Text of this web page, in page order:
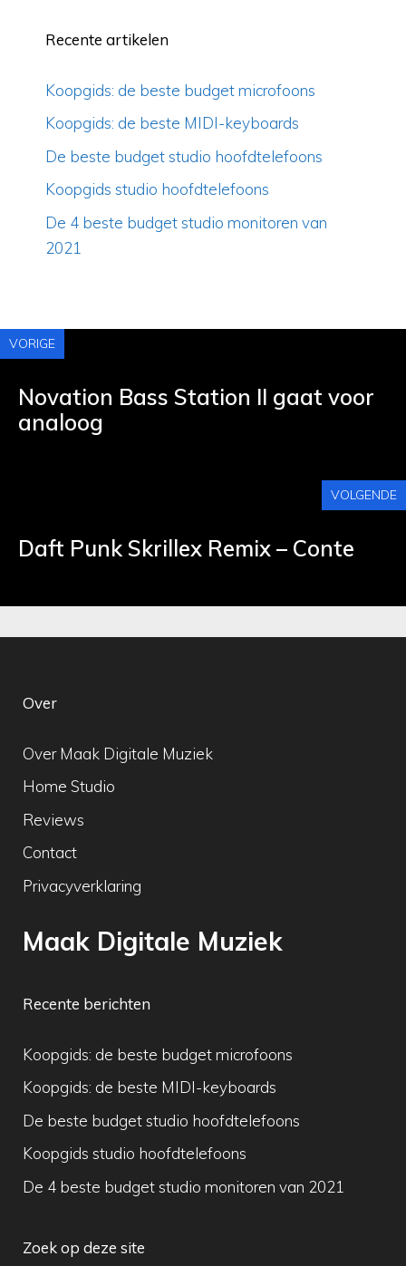
Recente artikelen
Koopgids: de beste budget microfoons
Koopgids: de beste MIDI-keyboards
De beste budget studio hoofdtelefoons
Koopgids studio hoofdtelefoons
De 4 beste budget studio monitoren van
2021
VORIGE
Novation Bass Station II gaat voor
analoog
VOLGENDE
Daft Punk Skrillex Remix – Conte
Over
Over Maak Digitale Muziek
Home Studio
Reviews
Contact
Privacyverklaring
Maak Digitale Muziek
Recente berichten
Koopgids: de beste budget microfoons
Koopgids: de beste MIDI-keyboards
De beste budget studio hoofdtelefoons
Koopgids studio hoofdtelefoons
De 4 beste budget studio monitoren van 2021
Zoek op deze site